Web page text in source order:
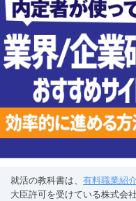
就活の教科書は、 有料職業紹介
大臣許可を受けている株式会